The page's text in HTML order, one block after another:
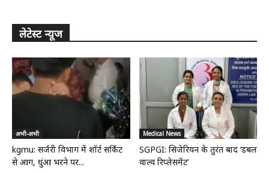
लेटेस्ट न्यूज
अभी-अभी
kgmu: सर्जरी विभाग में शॉर्ट सर्किट
से आग, धुंआ भरने पर...
Medical News
SGPGI: सिजेरियन के तुरंत बाद ‘डबल
वाल्व रिप्लेसमेंट’